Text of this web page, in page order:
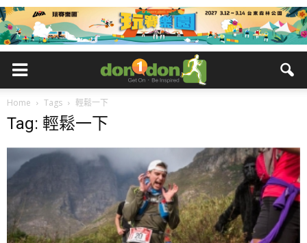
Home Tags 輕鬆一下
Tag: 輕鬆一下